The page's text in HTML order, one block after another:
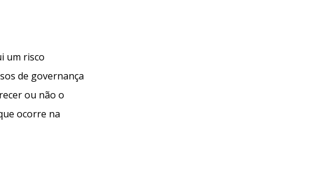
um risco
de governança
ou não o
ocorre na